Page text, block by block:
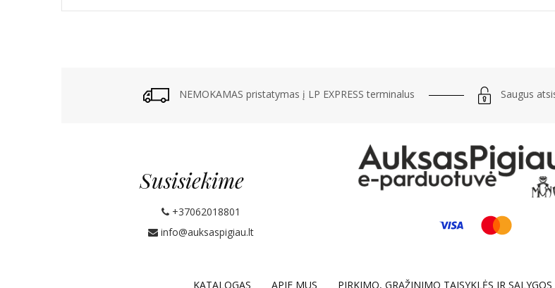
NEMOKAMAS pristatymas į LP EXPRESS terminalus Saugus
Susisiekime
+37062018801
info@auksaspigiau.lt
KATALOGAS APIE MUS PIRKIMO, GRĄŽINIMO TAISYKLĖS IR SĄLYGOS